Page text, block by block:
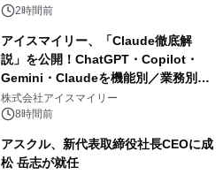
2時間前
アイスマイリー、「Claude徹底解
説」を公開！ChatGPT・Copilot・
Gemini・Claudeを機能別／業務別に
比較―自社に合う生成AIの選び方がわ
かる実践ガイド
株式会社アイスマイリー
8時間前
アスクル、新代表取締役社長CEOに成
松 岳志が就任